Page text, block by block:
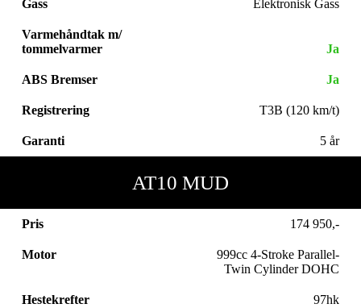
Gass Elektronisk Gass
Varmehåndtak m/
tommelvarmer
Ja
ABS Bremser Ja
Registrering T3B (120 km/t)
Garanti 5 år
AT10 MUD
Pris 174 950,-
Motor
999cc 4-Stroke Parallel-
Twin Cylinder DOHC
Hestekrefter 97hk